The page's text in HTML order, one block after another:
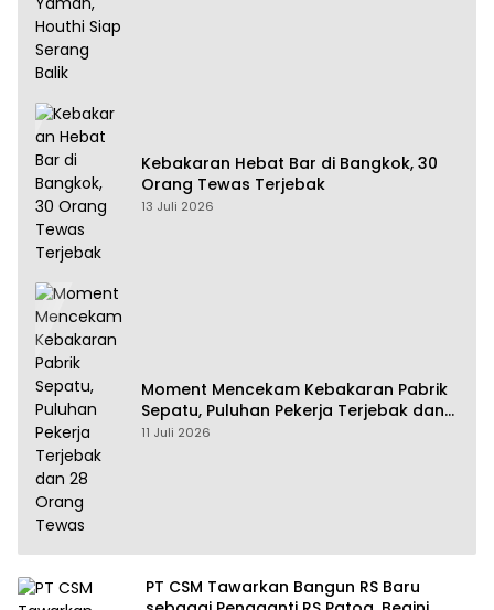
Kebakaran Hebat Bar di Bangkok, 30
Orang Tewas Terjebak
13 Juli 2026
Moment Mencekam Kebakaran Pabrik
Sepatu, Puluhan Pekerja Terjebak dan
28 Orang Tewas
11 Juli 2026
PT CSM Tawarkan Bangun RS Baru